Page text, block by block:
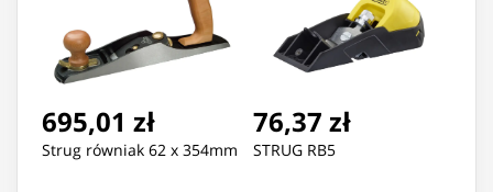
695,01 zł
Strug równiak 62 x 354mm
76,37 zł
STRUG RB5